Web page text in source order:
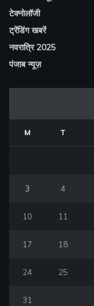
टेक्नोलॉजी
ट्रेंडिंग खबरें
नवरात्रि 2025
पंजाब न्यूज़
M T
3 4
10 11
17 18
24 25
31